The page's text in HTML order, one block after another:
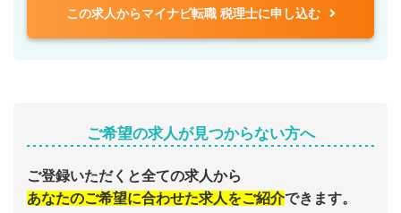
この求人からマイナビ転職 税理士に申し込む
ご希望の求人が見つからない方へ
ご登録いただくと全ての求人から
あなたのご希望に合わせた求人をご紹介できます。